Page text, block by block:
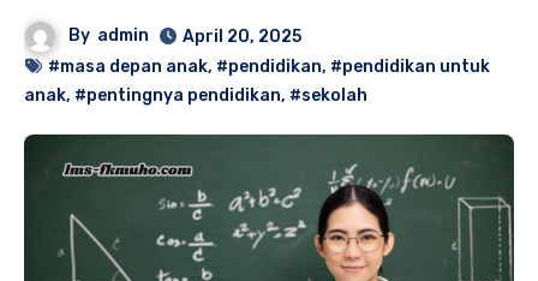
By admin
April 20, 2025
#masa depan anak, #pendidikan, #pendidikan untuk
anak, #pentingnya pendidikan, #sekolah